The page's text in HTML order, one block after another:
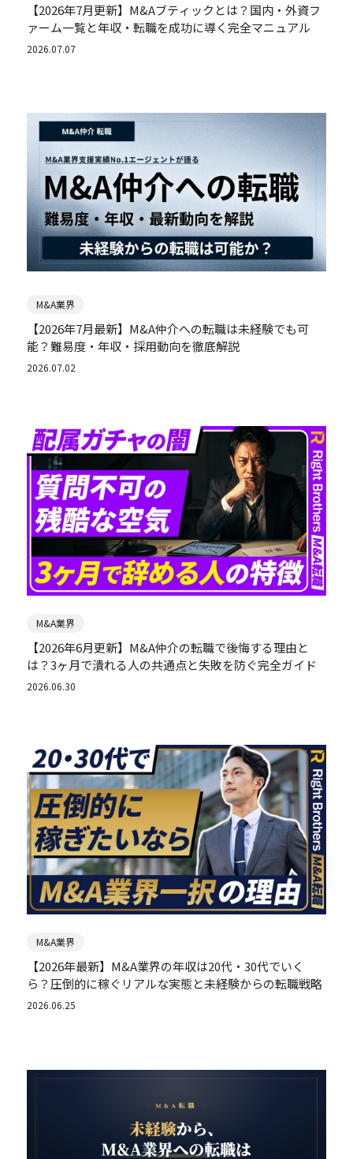
【2026年7月更新】M&Aブティックとは？国内・外資フ
ァーム一覧と年収・転職を成功に導く完全マニュアル
2026.07.07
M&A業界
【2026年7月最新】M&A仲介への転職は未経験でも可
能？難易度・年収・採用動向を徹底解説
2026.07.02
M&A業界
【2026年6月更新】M&A仲介の転職で後悔する理由と
は？3ヶ月で潰れる人の共通点と失敗を防ぐ完全ガイド
2026.06.30
M&A業界
【2026年最新】M&A業界の年収は20代・30代でいく
ら？圧倒的に稼ぐリアルな実態と未経験からの転職戦略
2026.06.25